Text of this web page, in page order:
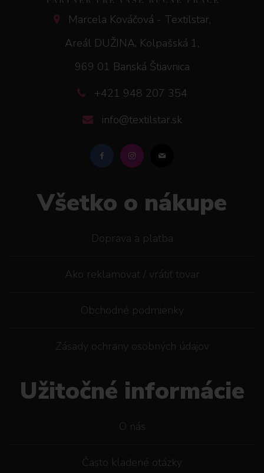
Marcela Kováčová - Textilstar,
Areál DUŽINA, Kolpašská 1,
969 01 Banská Štiavnica
+421 948 207 354
info@textilstar.sk
Všetko o nákupe
Doprava a platba
Ako reklamovat / vrátiť tovar
Obchodné podmienky
Zásady ochrany osobných údajov
Užitočné informácie
O nás
Často kladené otázky